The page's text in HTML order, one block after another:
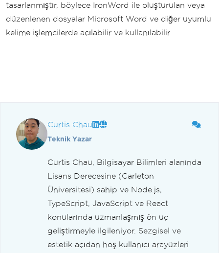
tasarlanmıştır, böylece IronWord ile oluşturulan veya
düzenlenen dosyalar Microsoft Word ve diğer uyumlu
kelime işlemcilerde açılabilir ve kullanılabilir.
Curtis Chau
Teknik Yazar
Curtis Chau, Bilgisayar Bilimleri alanında
Lisans Derecesine (Carleton
Üniversitesi) sahip ve Node.js,
TypeScript, JavaScript ve React
konularında uzmanlaşmış ön uç
geliştirmeyle ilgileniyor. Sezgisel ve
estetik açıdan hoş kullanıcı arayüzleri